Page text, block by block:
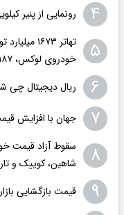
۴ رونمایی از پنیر کیلویی ۱۴ میلیون در
۵
خودروی لوکس، ۱۸۷ قطعه زمین و ۸۶ واحد آپارتمان
۶ ریال دیجیتال چی
۷ جهان با افزایش
۸
سقوط آزاد قیمت
شاهین، کوییک و
۹ قیمت بازگشایی بازار طلا و